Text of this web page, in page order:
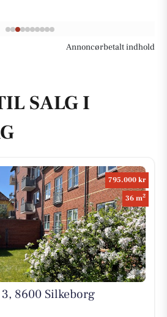
Annoncørbetalt indhold
SALG I
795.000 kr
36 m2
8600 Silkeborg